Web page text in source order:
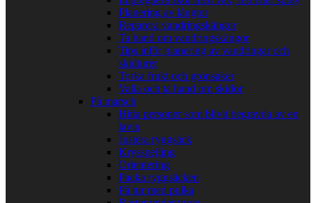
Planering av långtur
Reparera vandringskängor
Ta hand om vandringskängor
Tips inför planering av vandringar och
skidturer
Torka frukt och grönsaker
Valla och ta hand om skidor
På marsch
Hitta personer som blivit begravda av en
lavin
Justera ryggsäck
Krysspejling
Orientering
Packa ryggsäcken
På tur med pulka